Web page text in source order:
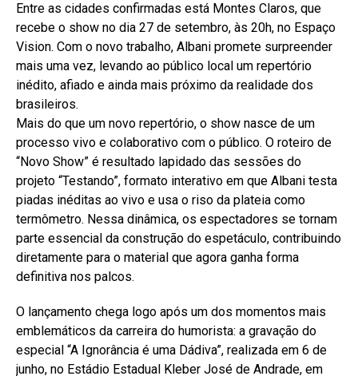
Entre as cidades confirmadas está Montes Claros, que
recebe o show no dia 27 de setembro, às 20h, no Espaço
Vision. Com o novo trabalho, Albani promete surpreender
mais uma vez, levando ao público local um repertório
inédito, afiado e ainda mais próximo da realidade dos
brasileiros.
Mais do que um novo repertório, o show nasce de um
processo vivo e colaborativo com o público. O roteiro de
“Novo Show” é resultado lapidado das sessões do
projeto “Testando”, formato interativo em que Albani testa
piadas inéditas ao vivo e usa o riso da plateia como
termômetro. Nessa dinâmica, os espectadores se tornam
parte essencial da construção do espetáculo, contribuindo
diretamente para o material que agora ganha forma
definitiva nos palcos.
O lançamento chega logo após um dos momentos mais
emblemáticos da carreira do humorista: a gravação do
especial “A Ignorância é uma Dádiva”, realizada em 6 de
junho, no Estádio Estadual Kleber José de Andrade, em